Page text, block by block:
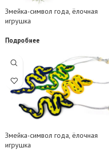
Змейка-символ года, ёлочная
игрушка
Подробнее
Змейка-символ года, ёлочная
игрушка